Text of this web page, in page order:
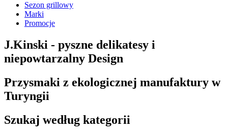
Sezon grillowy
Marki
Promocje
J.Kinski - pyszne delikatesy i
niepowtarzalny Design
Przysmaki z ekologicznej manufaktury w
Turyngii
Szukaj według kategorii